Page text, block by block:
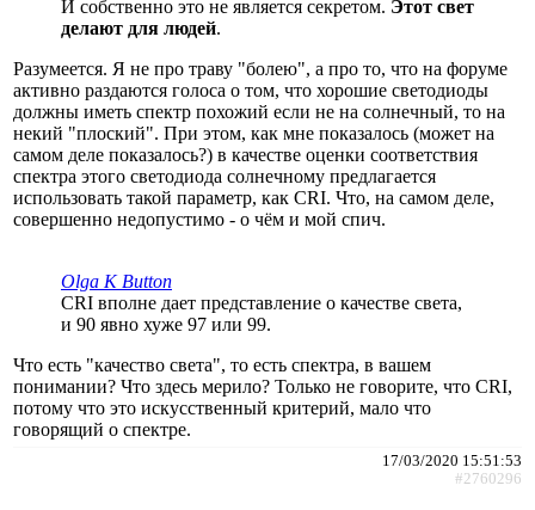
И собственно это не является секретом. Этот свет
делают для людей.
Разумеется. Я не про траву "болею", а про то, что на форуме
активно раздаются голоса о том, что хорошие светодиоды
должны иметь спектр похожий если не на солнечный, то на
некий "плоский". При этом, как мне показалось (может на
самом деле показалось?) в качестве оценки соответствия
спектра этого светодиода солнечному предлагается
использовать такой параметр, как CRI. Что, на самом деле,
совершенно недопустимо - о чём и мой спич.
Olga K Button
CRI вполне дает представление о качестве света,
и 90 явно хуже 97 или 99.
Что есть "качество света", то есть спектра, в вашем
понимании? Что здесь мерило? Только не говорите, что CRI,
потому что это искусственный критерий, мало что
говорящий о спектре.
17/03/2020 15:51:53
#2760296